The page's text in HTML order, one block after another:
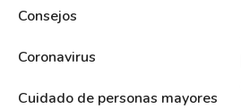
Consejos
Coronavirus
Cuidado de personas mayores